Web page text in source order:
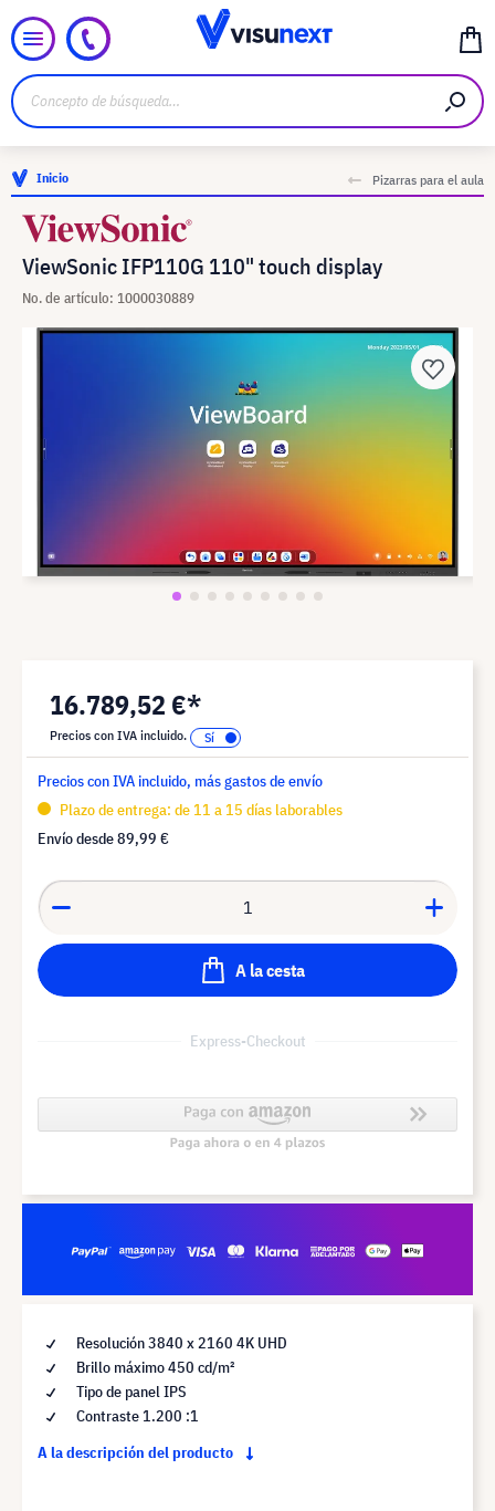
Inicio Pizarras para el aula
ViewSonic IFP110G 110" touch display
No. de artículo: 1000030889
16.789,52 €*
Precios con IVA incluido.
Precios con IVA incluido, más gastos de envío
Plazo de entrega: de 11 a 15 días laborables
Envío desde89,99 €
A la cesta
Express-Checkout
Resolución 3840 x 2160 4K UHD
Brillo máximo 450 cd/m²
Tipo de panel IPS
Contraste 1.200 :1
A la descripción del producto